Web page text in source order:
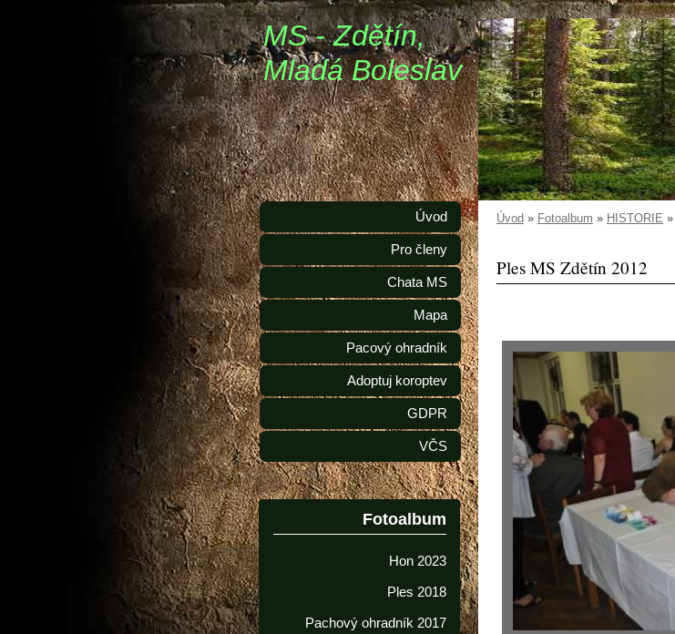
MS - Zdětín,
Mladá Boleslav
Úvod » Fotoalbum » HISTORIE »
Ples MS Zdětín 2012
Úvod
Pro členy
Chata MS
Mapa
Pacový ohradník
Adoptuj koroptev
GDPR
VČS
Fotoalbum
Hon 2023
Ples 2018
Pachový ohradník 2017